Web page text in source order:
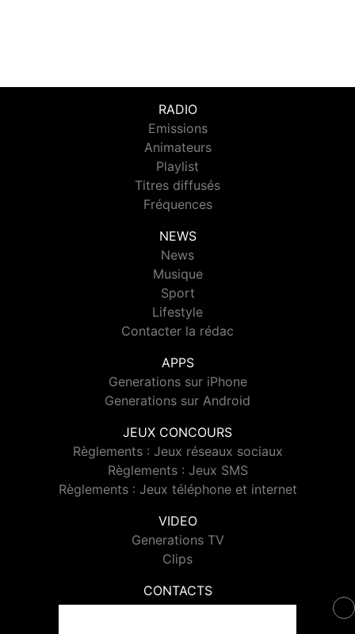
RADIO
Emissions
Animateurs
Playlist
Titres diffusés
Fréquences
NEWS
News
Musique
Sport
Lifestyle
Contacter la rédac
APPS
Generations sur iPhone
Generations sur Android
JEUX CONCOURS
Règlements : Jeux réseaux sociaux
Règlements : Jeux SMS
Règlements : Jeux téléphone et internet
VIDEO
Generations TV
Clips
CONTACTS
Contacter Generations